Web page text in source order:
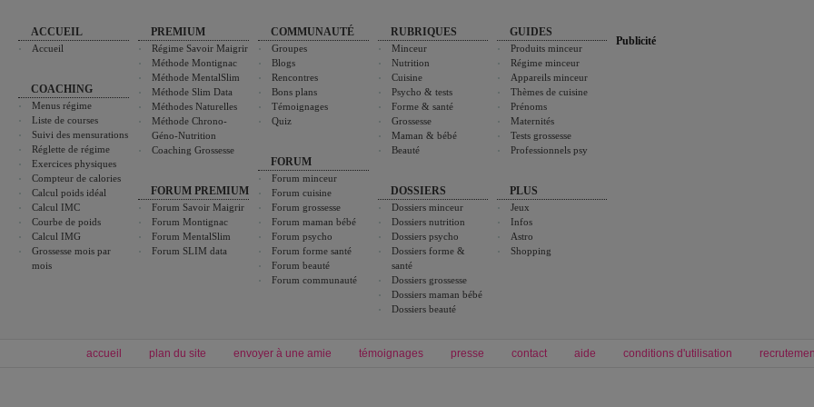
ACCUEIL
Accueil
COACHING
Menus régime
Liste de courses
Suivi des mensurations
Réglette de régime
Exercices physiques
Compteur de calories
Calcul poids idéal
Calcul IMC
Courbe de poids
Calcul IMG
Grossesse mois par
mois
PREMIUM
Régime Savoir Maigrir
Méthode Montignac
Méthode MentalSlim
Méthode Slim Data
Méthodes Naturelles
Méthode Chrono-
Géno-Nutrition
Coaching Grossesse
FORUM PREMIUM
Forum Savoir Maigrir
Forum Montignac
Forum MentalSlim
Forum SLIM data
COMMUNAUTÉ
Groupes
Blogs
Rencontres
Bons plans
Témoignages
Quiz
FORUM
Forum minceur
Forum cuisine
Forum grossesse
Forum maman bébé
Forum psycho
Forum forme santé
Forum beauté
Forum communauté
RUBRIQUES
Minceur
Nutrition
Cuisine
Psycho & tests
Forme & santé
Grossesse
Maman & bébé
Beauté
DOSSIERS
Dossiers minceur
Dossiers nutrition
Dossiers psycho
Dossiers forme &
santé
Dossiers grossesse
Dossiers maman bébé
Dossiers beauté
GUIDES
Produits minceur
Régime minceur
Appareils minceur
Thèmes de cuisine
Prénoms
Maternités
Tests grossesse
Professionnels psy
PLUS
Jeux
Infos
Astro
Shopping
Publicité
accueil plan du site envoyer à une amie témoignages presse contact aide conditions d'utilisation